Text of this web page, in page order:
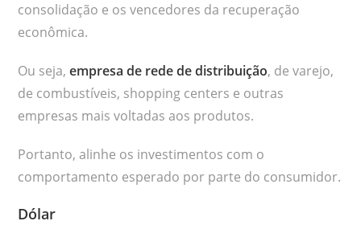
consolidação e os vencedores da recuperação
econômica.
Ou seja,empresa de rede de distribuição, de varejo,
de combustíveis, shopping centers e outras
empresas mais voltadas aos produtos.
Portanto, alinhe os investimentos com o
comportamento esperado por parte do consumidor.
Dólar